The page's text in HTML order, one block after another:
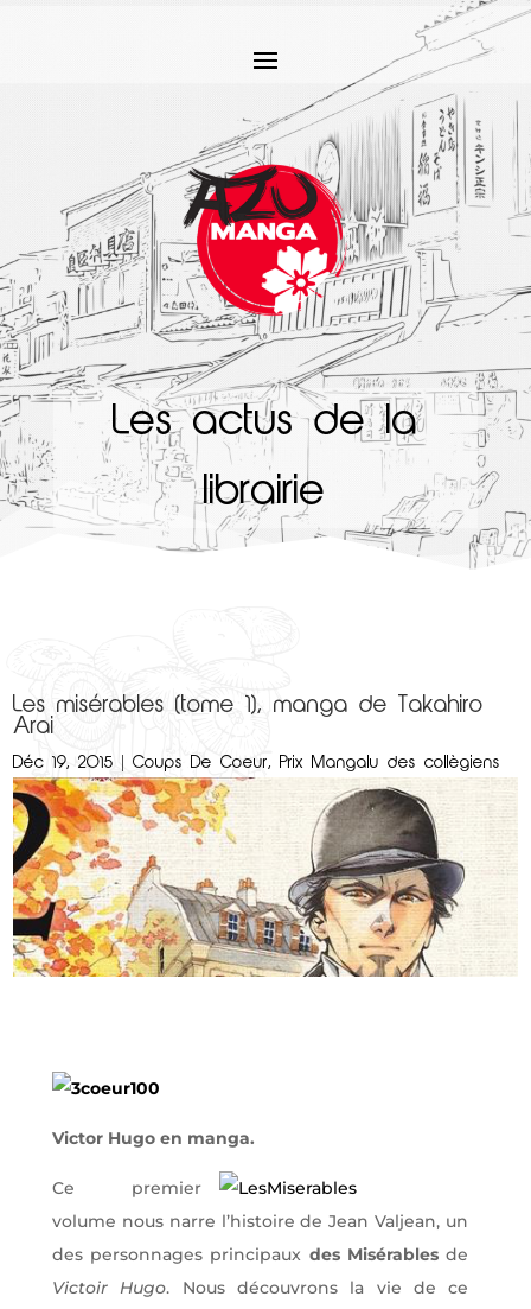
Les actus de la
librairie
Les misérables (tome 1), manga de Takahiro
Arai
Déc 19, 2015 |Coups De Coeur, Prix Mangalu des collègiens
Victor Hugo en manga.
Ce premier
volume nous narre l’histoire de Jean Valjean, un
des personnages principaux des Misérablesde
Victoir Hugo. Nous découvrons la vie de ce